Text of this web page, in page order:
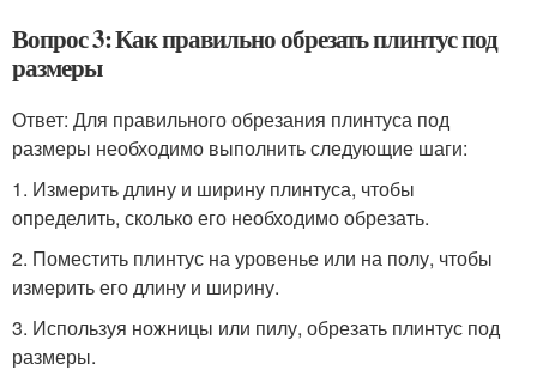
Вопрос 3: Как правильно обрезать плинтус под
размеры
Ответ: Для правильного обрезания плинтуса под
размеры необходимо выполнить следующие шаги:
1. Измерить длину и ширину плинтуса, чтобы
определить, сколько его необходимо обрезать.
2. Поместить плинтус на уровенье или на полу, чтобы
измерить его длину и ширину.
3. Используя ножницы или пилу, обрезать плинтус под
размеры.